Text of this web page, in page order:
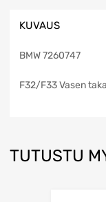
KUVAUS
BMW 7260747
F32/F33 Vasen
TUTUSTU